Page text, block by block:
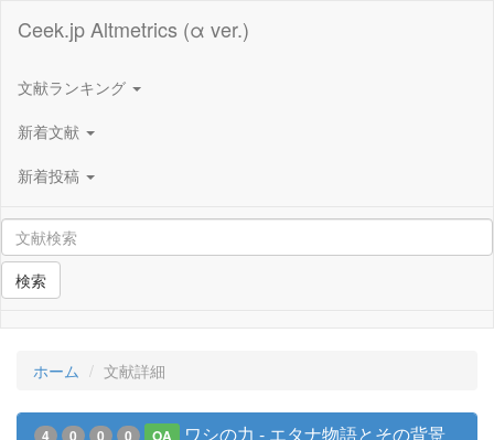
Ceek.jp Altmetrics (α ver.)
文献ランキング
新着文献
新着投稿
検索
ホーム 文献詳細
4 0 0 0 OA ワシの力 - エタナ物語とその背景